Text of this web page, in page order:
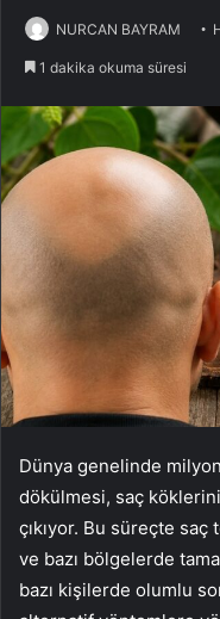
NURCAN BAYRAM
1 dakika okuma süresi
Dünya genelinde
dökülmesi, saç
çıkıyor. Bu süreçte
ve bazı bölgelerde
bazı kişilerde olumlu